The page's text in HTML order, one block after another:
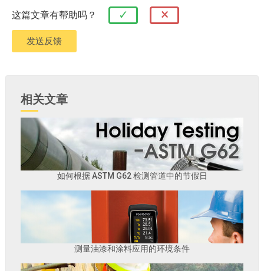
这篇文章有帮助吗？ ✓ ×
相关文章
如何根据 ASTM G62 检测管道中的节假日
测量油漆和涂料应用的环境条件